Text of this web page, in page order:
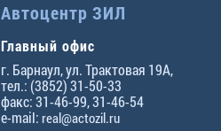
Автоцентр ЗИЛ
Главный офис
г. Барнаул,ул. Трактовая 19А,
тел.: (3852) 31-50-33
факс:31-46-99,31-46-54
e-mail: real@actozil.ru